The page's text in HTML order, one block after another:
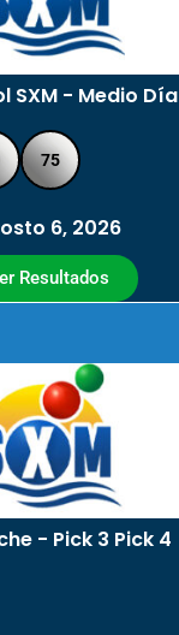
SXM - Medio Día
75
6, 2026
Resultados
- Pick 3 Pick 4